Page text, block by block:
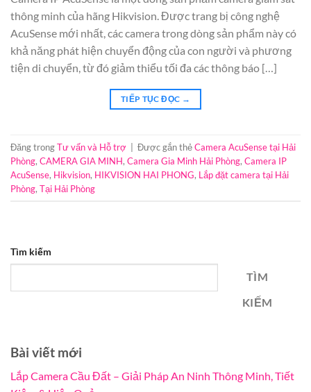
thông minh của hãng Hikvision. Được trang bị công nghệ
AcuSense mới nhất, các camera trong dòng sản phẩm này có
khả năng phát hiện chuyển động của con người và phương
tiện di chuyển, từ đó giảm thiểu tối đa các thông báo […]
TIẾP TỤC ĐỌC →
Đăng trongTư vấn và Hỗ trợ Được gắn thẻCamera AcuSense tại Hải
Phòng, CAMERA GIA MINH, Camera Gia Minh Hải Phòng, Camera IP
AcuSense, Hikvision, HIKVISION HAI PHONG, Lắp đặt camera tại Hải
Phòng, Tại Hải Phòng
Tìm kiếm
TÌM
KIẾM
Bài viết mới
Lắp Camera Cầu Đất – Giải Pháp An Ninh Thông Minh, Tiết